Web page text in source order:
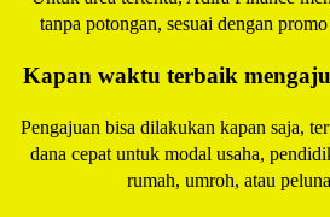
tanpa potongan, sesuai dengan
Kapan waktu terbaik
Pengajuan bisa dilakukan kapan saja,
dana cepat untuk modal usaha,
rumah, umroh, atau